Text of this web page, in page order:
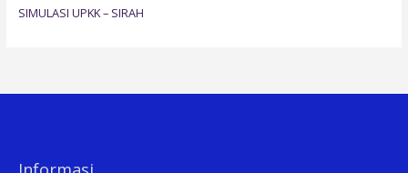
SIMULASI UPKK – SIRAH